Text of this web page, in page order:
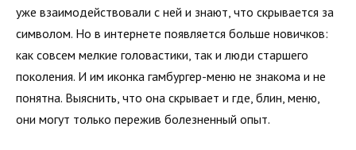
уже взаимодействовали с ней и знают, что скрывается за
символом. Но в интернете появляется больше новичков:
как совсем мелкие головастики, так и люди старшего
поколения. И им иконка гамбургер-меню не знакома и не
понятна. Выяснить, что она скрывает и где, блин, меню,
они могут только пережив болезненный опыт.